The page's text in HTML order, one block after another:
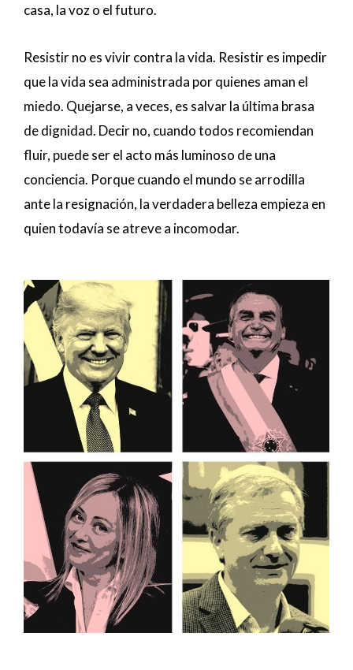
casa, la voz o el futuro.
Resistir no es vivir contra la vida. Resistir es impedir
que la vida sea administrada por quienes aman el
miedo. Quejarse, a veces, es salvar la última brasa
de dignidad. Decir no, cuando todos recomiendan
fluir, puede ser el acto más luminoso de una
conciencia. Porque cuando el mundo se arrodilla
ante la resignación, la verdadera belleza empieza en
quien todavía se atreve a incomodar.